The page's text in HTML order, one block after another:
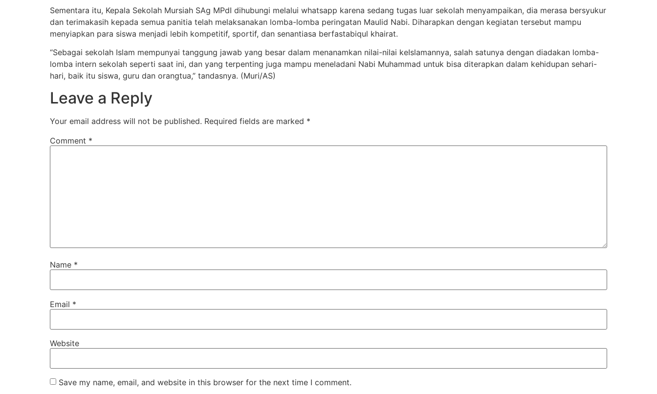
Sementara itu, Kepala Sekolah Mursiah SAg MPdI dihubungi melalui whatsapp karena sedang tugas luar sekolah menyampaikan, dia merasa bersyukur
dan terimakasih kepada semua panitia telah melaksanakan lomba-lomba peringatan Maulid Nabi. Diharapkan dengan kegiatan tersebut mampu
menyiapkan para siswa menjadi lebih kompetitif, sportif, dan senantiasa berfastabiqul khairat.
“Sebagai sekolah Islam mempunyai tanggung jawab yang besar dalam menanamkan nilai-nilai keIslamannya, salah satunya dengan diadakan lomba-
lomba intern sekolah seperti saat ini, dan yang terpenting juga mampu meneladani Nabi Muhammad untuk bisa diterapkan dalam kehidupan sehari-
hari, baik itu siswa, guru dan orangtua,” tandasnya. (Muri/AS)
Leave a Reply
Your email address will not be published. Required fields are marked *
Comment *
Name *
Email *
Website
Save my name, email, and website in this browser for the next time I comment.